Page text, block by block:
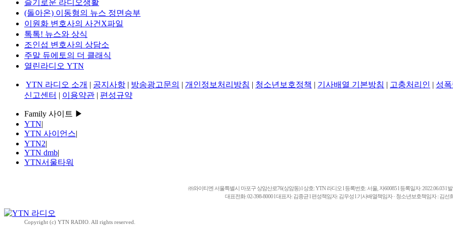
슬기로운 라디오생활
(돌아온) 이동형의 뉴스 정면승부
이원화 변호사의 사건X파일
톡톡! 뉴스와 상식
조인섭 변호사의 상담소
주말 듀에토의 더 클래식
열린라디오 YTN
YTN 라디오 소개 | 공지사항 | 방송광고문의 | 개인정보처리방침 | 청소년보호정책 | 기사배열 기본방침 | 고충처리인 | 성폭
신고센터 | 이용약관 | 편성규약
Family 사이트 ▶
YTN|
YTN 사이언스|
YTN2|
YTN dmb|
YTN서울타워
㈜와이티엔 서울특별시 마포구 상암산로76(상암동) l 상호: YTN 라디오 l 등록번호: 서울, 자60085 l 등록일자: 2022.06.03 l 발
대표전화: 02-398-8000 l 대표자: 김종균 l 편성책임자: 김우성 l 기사배열책임자 · 청소년보호책임자 : 김선
Copyright (c) YTN RADIO. All rights reserved.